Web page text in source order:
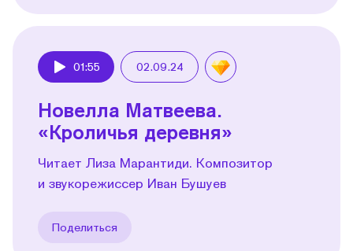
01:55 02.09.24
Новелла Матвеева.
«Кроличья деревня»
Читает Лиза Марантиди. Композитор
и звукорежиссер Иван Бушуев
Поделиться